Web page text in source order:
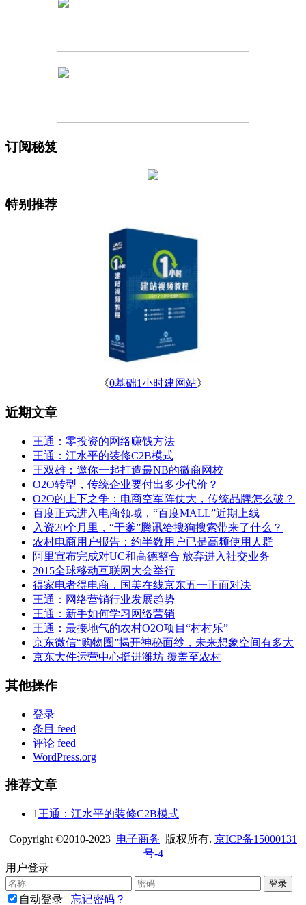
订阅秘笈
特别推荐
《0基础1小时建网站》
近期文章
王通：零投资的网络赚钱方法
王通：江水平的装修C2B模式
王双雄：邀你一起打造最NB的微商网校
O2O转型，传统企业要付出多少代价？
O2O的上下之争：电商空军阵仗大，传统品牌怎么破？
百度正式进入电商领域，“百度MALL”近期上线
入资20个月里，“干爹”腾讯给搜狗搜索带来了什么？
农村电商用户报告：约半数用户已是高频使用人群
阿里宣布完成对UC和高德整合 放弃进入社交业务
2015全球移动互联网大会举行
得家电者得电商，国美在线京东五一正面对决
王通：网络营销行业发展趋势
王通：新手如何学习网络营销
王通：最接地气的农村O2O项目“村村乐”
京东微信“购物圈”揭开神秘面纱，未来想象空间有多大
京东大件运营中心挺进潍坊 覆盖至农村
其他操作
登录
条目 feed
评论 feed
WordPress.org
推荐文章
1 王通：江水平的装修C2B模式
Copyright ©2010-2023 电子商务 版权所有. 京ICP备15000131
号-4
用户登录
自动登录 忘记密码？